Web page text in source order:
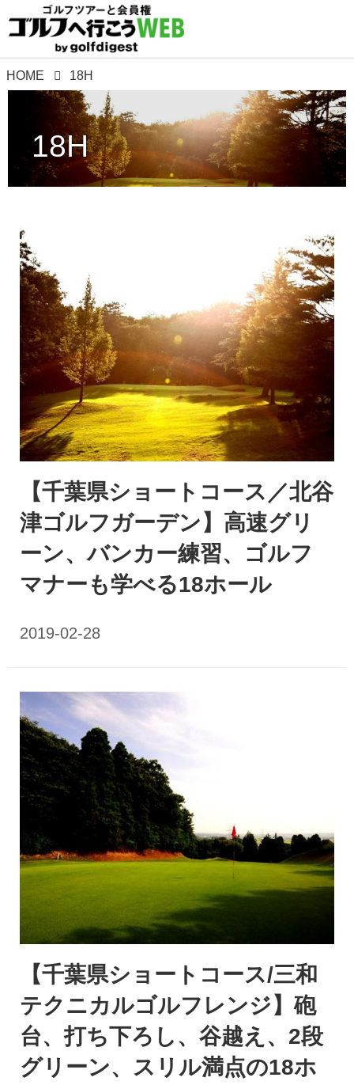
HOME 18H
18H
【千葉県ショートコース／北谷
津ゴルフガーデン】高速グリ
ーン、バンカー練習、ゴルフ
マナーも学べる18ホール
【千葉県ショートコース/三和
テクニカルゴルフレンジ】砲
台、打ち下ろし、谷越え、2段
グリーン、スリル満点の18ホ